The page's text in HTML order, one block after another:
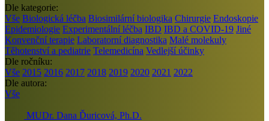
Dle kategorie:
Vše Biologická léčba Biosimilární biologika Chirurgie Endoskopie
Epidemiologie Experimentální léčba IBD IBD a COVID-19 Jiné
Konvenční terapie Laboratorní diagnostika Malé molekuly
Těhotenství a pediatrie Telemedicína Vedlejší účinky
Dle ročníku:
Vše 2015 2016 2017 2018 2019 2020 2021 2022
Dle autora:
Vše
MUDr. Dana Ďuricová, Ph.D.